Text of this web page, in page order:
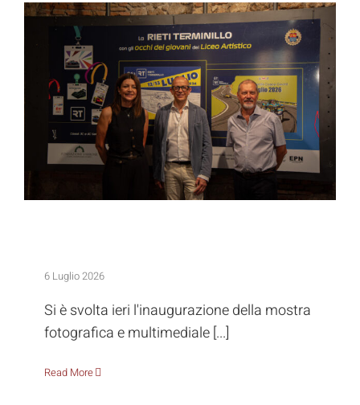
Inaugurata la mostra dell’Elena
Principessa di Napoli
6 Luglio 2026
Si è svolta ieri l'inaugurazione della mostra
fotografica e multimediale [...]
Read More